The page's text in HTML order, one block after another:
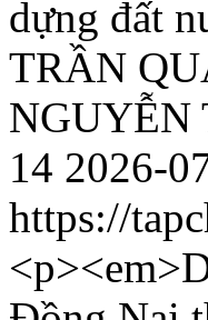
dựng đất
TRẦN
14 2026-
https://